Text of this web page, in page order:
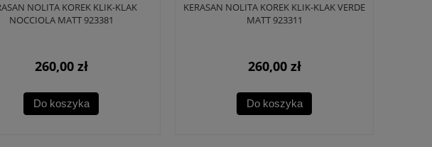
NOLITA KOREK KLIK-KLAK
NOCCIOLA MATT 923381
260,00 zł
Do koszyka
KERASAN NOLITA KOREK KLIK-KLAK VERDE
MATT 923311
260,00 zł
Do koszyka